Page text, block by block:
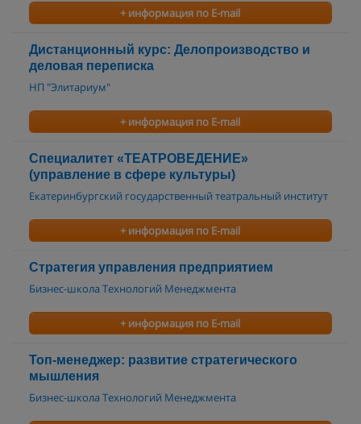
+ информация по E-mail
Дистанционный курс: Делопроизводство и
деловая переписка
НП "Элитариум"
+ информация по E-mail
Специалитет «ТЕАТРОВЕДЕНИЕ»
(управление в сфере культуры)
Екатеринбургский государственный театральный институт
+ информация по E-mail
Стратегия управления предприятием
Бизнес-школа Технологий Менеджмента
+ информация по E-mail
Топ-менеджер: развитие стратегического
мышления
Бизнес-школа Технологий Менеджмента